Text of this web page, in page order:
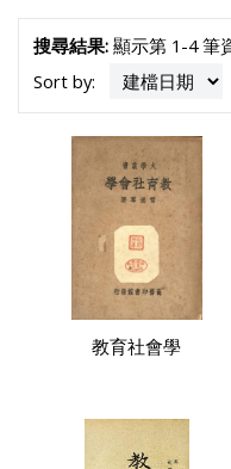
搜尋結果:顯示第 1-4 筆
Sort by:
教育社會學